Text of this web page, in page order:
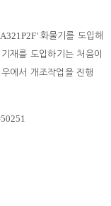
화물기를 도입해
재를 도입하기는 처음이
에서 개조작업을 진행